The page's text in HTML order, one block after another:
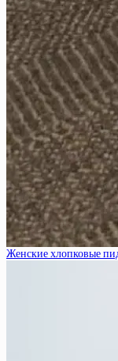
Женские хлопковые